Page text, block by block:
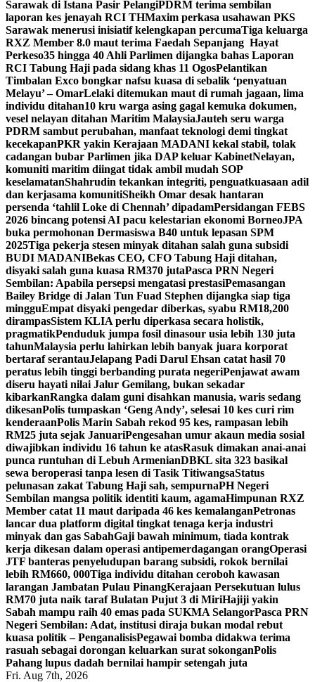
Sarawak di Istana Pasir PelangiPDRM terima sembilan
laporan kes jenayah RCI THMaxim perkasa usahawan PKS
Sarawak menerusi inisiatif kelengkapan percumaTiga keluarga
RXZ Member 8.0 maut terima Faedah Sepanjang Hayat
Perkeso35 hingga 40 Ahli Parlimen dijangka bahas Laporan
RCI Tabung Haji pada sidang khas 11 OgosPelantikan
Timbalan Exco bongkar nafsu kuasa di sebalik ‘penyatuan
Melayu’ – OmarLelaki ditemukan maut di rumah jagaan, lima
individu ditahan10 kru warga asing gagal kemuka dokumen,
vesel nelayan ditahan Maritim MalaysiaJauteh seru warga
PDRM sambut perubahan, manfaat teknologi demi tingkat
kecekapanPKR yakin Kerajaan MADANI kekal stabil, tolak
cadangan bubar Parlimen jika DAP keluar KabinetNelayan,
komuniti maritim diingat tidak ambil mudah SOP
keselamatanShahrudin tekankan integriti, penguatkuasaan adil
dan kerjasama komunitiSheikh Omar desak hantaran
persenda ‘tahlil Loke di Chennah’ dipadamPersidangan FEBS
2026 bincang potensi AI pacu kelestarian ekonomi BorneoJPA
buka permohonan Dermasiswa B40 untuk lepasan SPM
2025Tiga pekerja stesen minyak ditahan salah guna subsidi
BUDI MADANIBekas CEO, CFO Tabung Haji ditahan,
disyaki salah guna kuasa RM370 jutaPasca PRN Negeri
Sembilan: Apabila persepsi mengatasi prestasiPemasangan
Bailey Bridge di Jalan Tun Fuad Stephen dijangka siap tiga
mingguEmpat disyaki pengedar diberkas, syabu RM18,200
dirampasSistem KLIA perlu diperkasa secara holistik,
pragmatikPenduduk jumpa fosil dinasour usia lebih 130 juta
tahunMalaysia perlu lahirkan lebih banyak juara korporat
bertaraf serantauJelapang Padi Darul Ehsan catat hasil 70
peratus lebih tinggi berbanding purata negeriPenjawat awam
diseru hayati nilai Jalur Gemilang, bukan sekadar
kibarkanRangka dalam guni disahkan manusia, waris sedang
dikesanPolis tumpaskan ‘Geng Andy’, selesai 10 kes curi rim
kenderaanPolis Marin Sabah rekod 95 kes, rampasan lebih
RM25 juta sejak JanuariPengesahan umur akaun media sosial
diwajibkan individu 16 tahun ke atasRasuk dimakan anai-anai
punca runtuhan di Lebuh ArmenianDBKL sita 323 basikal
sewa beroperasi tanpa lesen di Tasik TitiwangsaStatus
pelunasan zakat Tabung Haji sah, sempurnaPH Negeri
Sembilan mangsa politik identiti kaum, agamaHimpunan RXZ
Member catat 11 maut daripada 46 kes kemalanganPetronas
lancar dua platform digital tingkat tenaga kerja industri
minyak dan gas SabahGaji bawah minimum, tiada kontrak
kerja dikesan dalam operasi antipemerdagangan orangOperasi
JTF banteras penyeludupan barang subsidi, rokok bernilai
lebih RM660, 000Tiga individu ditahan ceroboh kawasan
larangan Jambatan Pulau PinangKerajaan Persekutuan lulus
RM70 juta naik taraf Bulatan Pujut 3 di MiriHajiji yakin
Sabah mampu raih 40 emas pada SUKMA SelangorPasca PRN
Negeri Sembilan: Adat, institusi diraja bukan modal rebut
kuasa politik – PenganalisisPegawai bomba didakwa terima
rasuah sebagai dorongan keluarkan surat sokonganPolis
Pahang lupus dadah bernilai hampir setengah juta
Fri. Aug 7th, 2026